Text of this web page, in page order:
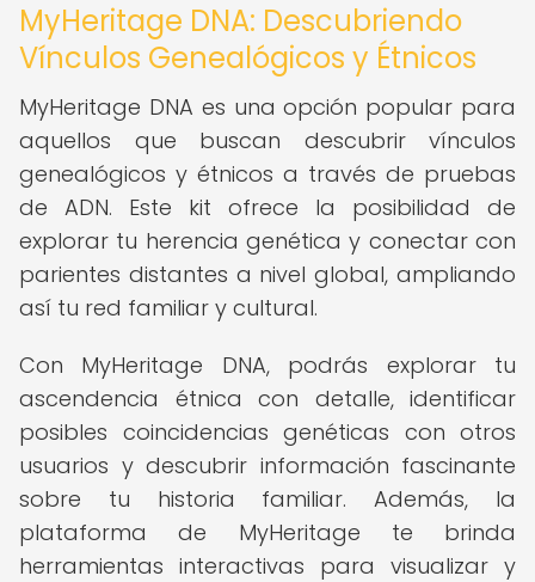
MyHeritage DNA: Descubriendo
Vínculos Genealógicos y Étnicos
MyHeritage DNA es una opción popular para
aquellos que buscan descubrir vínculos
genealógicos y étnicos a través de pruebas
de ADN. Este kit ofrece la posibilidad de
explorar tu herencia genética y conectar con
parientes distantes a nivel global, ampliando
así tu red familiar y cultural.
Con MyHeritage DNA, podrás explorar tu
ascendencia étnica con detalle, identificar
posibles coincidencias genéticas con otros
usuarios y descubrir información fascinante
sobre tu historia familiar. Además, la
plataforma de MyHeritage te brinda
herramientas interactivas para visualizar y